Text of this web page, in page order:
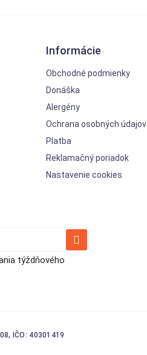
Informácie
Obchodné podmienky
Donáška
Alergény
Ochrana osobných údajov
Platba
Reklamačný poriadok
Nastavenie cookies
týždňového
IČO: 40301419